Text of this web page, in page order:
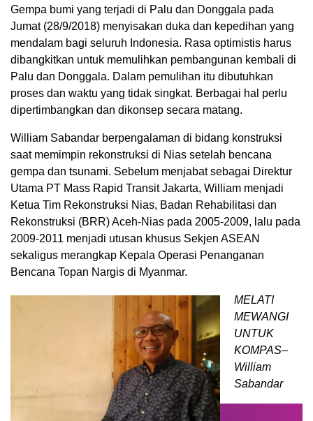
Gempa bumi yang terjadi di Palu dan Donggala pada
Jumat (28/9/2018) menyisakan duka dan kepedihan yang
mendalam bagi seluruh Indonesia. Rasa optimistis harus
dibangkitkan untuk memulihkan pembangunan kembali di
Palu dan Donggala. Dalam pemulihan itu dibutuhkan
proses dan waktu yang tidak singkat. Berbagai hal perlu
dipertimbangkan dan dikonsep secara matang.
William Sabandar berpengalaman di bidang konstruksi
saat memimpin rekonstruksi di Nias setelah bencana
gempa dan tsunami. Sebelum menjabat sebagai Direktur
Utama PT Mass Rapid Transit Jakarta, William menjadi
Ketua Tim Rekonstruksi Nias, Badan Rehabilitasi dan
Rekonstruksi (BRR) Aceh-Nias pada 2005-2009, lalu pada
2009-2011 menjadi utusan khusus Sekjen ASEAN
sekaligus merangkap Kepala Operasi Penanganan
Bencana Topan Nargis di Myanmar.
MELATI
MEWANGI
UNTUK
KOMPAS–
William
Sabandar